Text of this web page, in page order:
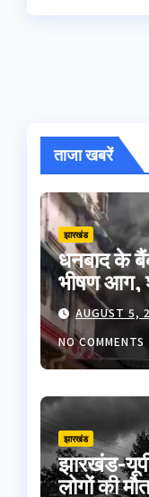
ताजा खबरें
झारखंड
धनबाद के
भीषण आग,
तफरी; बड़ा
AUGUST 5,
NO COMMENTS
झारखंड
झारखंड-
लोगों की